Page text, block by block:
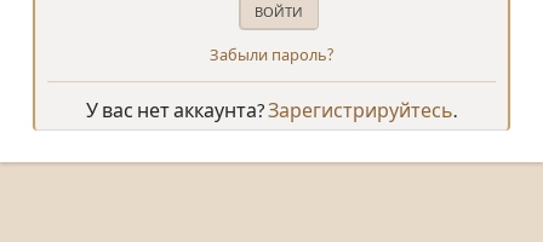
Забыли пароль?
У вас нет аккаунта? Зарегистрируйтесь